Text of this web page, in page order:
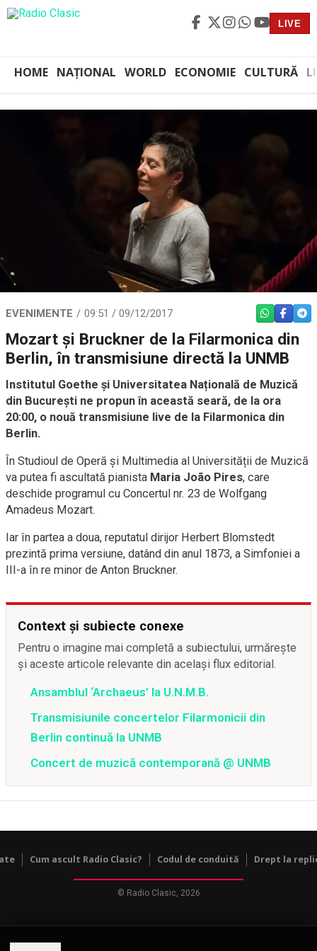
LIVE
HOME NAȚIONAL WORLD ECONOMIE CULTURĂ
EVENIMENTE 09:51 / 09/12/2017 WHATSAPP
Mozart și Bruckner de la Filarmonica din
Berlin, în transmisiune directă la UNMB
Institutul Goethe și Universitatea Națională de Muzică
din București ne propun în această seară, de la ora
20:00, o nouă transmisiune live de la Filarmonica din
Berlin.
În Studioul de Operă și Multimedia al Universității de Muzică
va putea fi ascultată pianista Maria João Pires, care
deschide programul cu Concertul nr. 23 de Wolfgang
Amadeus Mozart.
Iar în partea a doua, reputatul dirijor Herbert Blomstedt
prezintă prima versiune, datând din anul 1873, a Simfoniei a
III-a în re minor de Anton Bruckner.
Context și subiecte conexe
Pentru o imagine mai completă a subiectului, urmărește
și aceste articole relevante din același flux editorial.
Ansamblul ‘Archaeus’ la U.N.M.B.
Transmisiunile concertelor Filarmonicii din
Berlin continuă la UNMB
Concert de muzică contemporană @ UNMB
Cum ascult Radio Clasic? Codul de conduită Drept la
© Radio Clasic, 2026